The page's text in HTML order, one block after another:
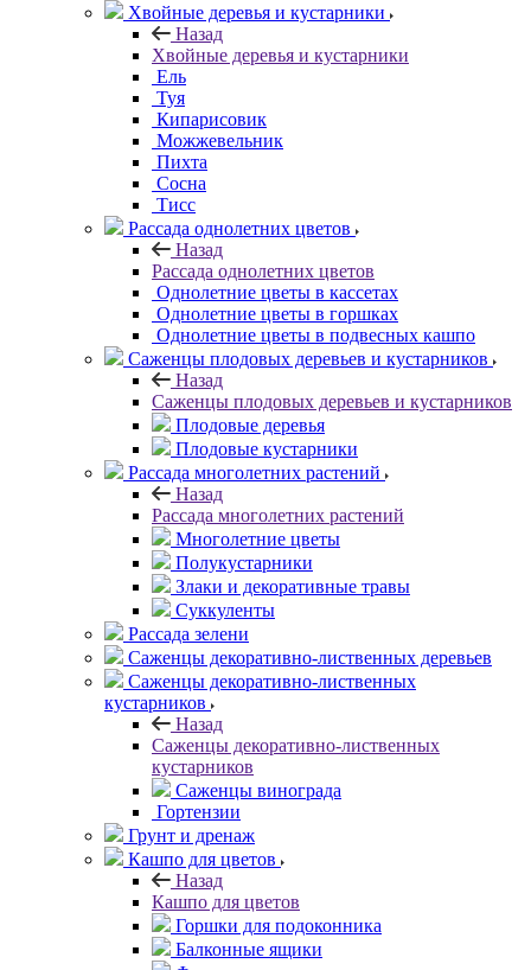
Хвойные деревья и кустарники
Назад
Хвойные деревья и кустарники
Ель
Туя
Кипарисовик
Можжевельник
Пихта
Сосна
Тисc
Рассада однолетних цветов
Назад
Рассада однолетних цветов
Однолетние цветы в кассетах
Однолетние цветы в горшках
Однолетние цветы в подвесных кашпо
Саженцы плодовых деревьев и кустарников
Назад
Саженцы плодовых деревьев и кустарников
Плодовые деревья
Плодовые кустарники
Рассада многолетних растений
Назад
Рассада многолетних растений
Многолетние цветы
Полукустарники
Злаки и декоративные травы
Суккуленты
Рассада зелени
Саженцы декоративно-лиственных деревьев
Саженцы декоративно-лиственных
кустарников
Назад
Саженцы декоративно-лиственных
кустарников
Саженцы винограда
Гортензии
Грунт и дренаж
Кашпо для цветов
Назад
Кашпо для цветов
Горшки для подоконника
Балконные ящики